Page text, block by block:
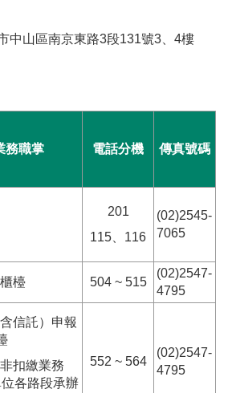
中山區南京東路3段131號3、4樓
務職掌 電話分機 傳真號碼
201
115、116
(02)2545-
7065
檯 504 ~ 515
(02)2547-
4795
信託）申報
扣繳業務
各路段承辦
552 ~ 564
(02)2547-
4795